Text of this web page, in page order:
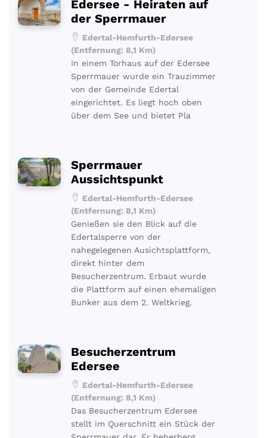
Edersee - Heiraten auf
der Sperrmauer
Edertal-Hemfurth-Edersee
(Entfernung: 8,1 Km)
In einem Torhaus auf der Edersee
Sperrmauer wurde ein Trauzimmer
von der Gemeinde Edertal
eingerichtet. Es liegt hoch oben
über dem See und bietet Pla
Sperrmauer
Aussichtspunkt
Edertal-Hemfurth-Edersee
(Entfernung: 8,1 Km)
Genießen sie den Blick auf die
Edertalsperre von der
nahegelegenen Ausichtsplattform,
direkt hinter dem
Besucherzentrum. Erbaut wurde
die Plattform auf einen ehemaligen
Bunker aus dem 2. Weltkrieg.
Besucherzentrum
Edersee
Edertal-Hemfurth-Edersee
(Entfernung: 8,1 Km)
Das Besucherzentrum Edersee
stellt im Querschnitt ein Stück der